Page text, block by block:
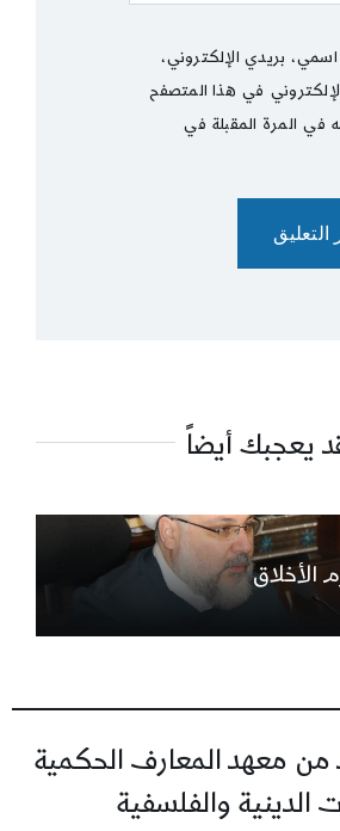
بريدي الإلكتروني،
في هذا المتصفح
في المرة المقبلة في
يعجبك أيضاً
الأخلاق
من معهد المعارف الحكمية
الدينية والفلسفية